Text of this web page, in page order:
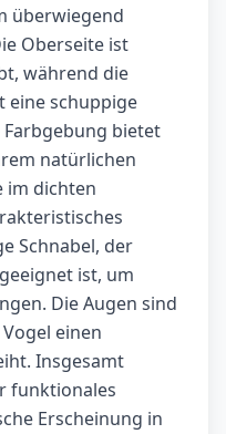
überwiegend
Oberseite ist
während die
eine schuppige
bietet
natürlichen
im dichten
Schnabel, der
ist, um
Die Augen sind
einen
Insgesamt
funktionales
Erscheinung in